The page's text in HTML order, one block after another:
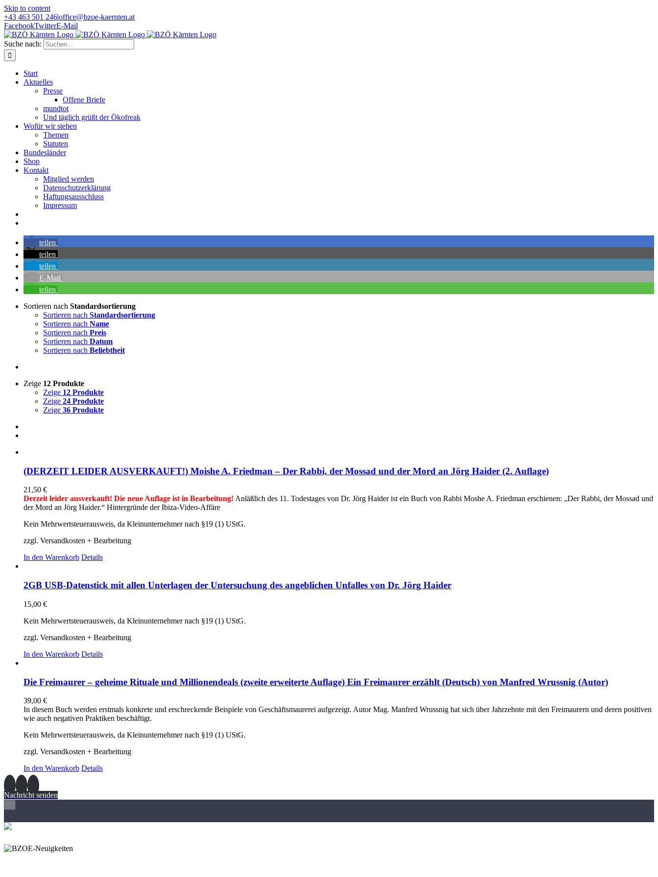
Skip to content
+43 463 501 246|office@bzoe-kaernten.at
FacebookTwitterE-Mail
Suche nach:
Start
Aktuelles
Presse
Offene Briefe
mundtot
Und täglich grüßt der Ökofreak
Wofür wir stehen
Themen
Statuten
Bundesländer
Shop
Kontakt
Mitglied werden
Datenschutzerklärung
Haftungsausschluss
Impressum
teilen
teilen
teilen
E-Mail
teilen
Sortieren nach Standardsortierung
Sortieren nach Standardsortierung
Sortieren nach Name
Sortieren nach Preis
Sortieren nach Datum
Sortieren nach Beliebtheit
Zeige 12 Produkte
Zeige 12 Produkte
Zeige 24 Produkte
Zeige 36 Produkte
(DERZEIT LEIDER AUSVERKAUFT!) Moishe A. Friedman – Der Rabbi, der Mossad und der Mord an Jörg Haider (2. Auflage)
21,50 €
Derzeit leider ausverkauft! Die neue Auflage ist in Bearbeitung! Anläßlich des 11. Todestages von Dr. Jörg Haider ist ein Buch von Rabbi Moshe A. Friedman erschienen: „Der Rabbi, der Mossad und
der Mord an Jörg Haider.“ Hintergründe der Ibiza-Video-Affäre
Kein Mehrwertsteuerausweis, da Kleinunternehmer nach §19 (1) UStG.
zzgl. Versandkosten + Bearbeitung
In den Warenkorb Details
2GB USB-Datenstick mit allen Unterlagen der Untersuchung des angeblichen Unfalles von Dr. Jörg Haider
15,00 €
Kein Mehrwertsteuerausweis, da Kleinunternehmer nach §19 (1) UStG.
zzgl. Versandkosten + Bearbeitung
In den Warenkorb Details
Die Freimaurer – geheime Rituale und Millionendeals (zweite erweiterte Auflage) Ein Freimaurer erzählt (Deutsch) von Manfred Wrussnig (Autor)
39,00 €
In diesem Buch werden erstmals konkrete und erschreckende Beispiele von Geschäftsmaurerei aufgezeigt. Autor Mag. Manfred Wrussnig hat sich über Jahrzehnte mit den Freimaurern und deren positiven
wie auch negativen Praktiken beschäftigt.
Kein Mehrwertsteuerausweis, da Kleinunternehmer nach §19 (1) UStG.
zzgl. Versandkosten + Bearbeitung
In den Warenkorb Details
Nachricht senden